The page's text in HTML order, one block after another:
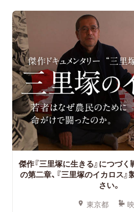
傑作『三里塚に生きる』につづ
の第二章、『三里塚のイカロス
さい。
東京都